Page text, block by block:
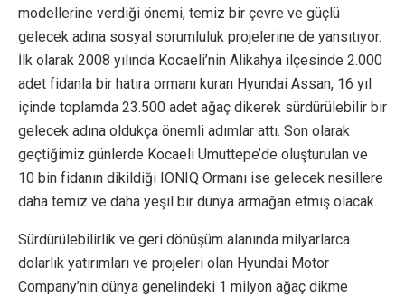
modellerine verdiği önemi, temiz bir çevre ve güçlü
gelecek adına sosyal sorumluluk projelerine de yansıtıyor.
İlk olarak 2008 yılında Kocaeli’nin Alikahya ilçesinde 2.000
adet fidanla bir hatıra ormanı kuran Hyundai Assan, 16 yıl
içinde toplamda 23.500 adet ağaç dikerek sürdürülebilir bir
gelecek adına oldukça önemli adımlar attı. Son olarak
geçtiğimiz günlerde Kocaeli Umuttepe’de oluşturulan ve
10 bin fidanın dikildiği IONIQ Ormanı ise gelecek nesillere
daha temiz ve daha yeşil bir dünya armağan etmiş olacak.
Sürdürülebilirlik ve geri dönüşüm alanında milyarlarca
dolarlık yatırımları ve projeleri olan Hyundai Motor
Company’nin dünya genelindeki 1 milyon ağaç dikme